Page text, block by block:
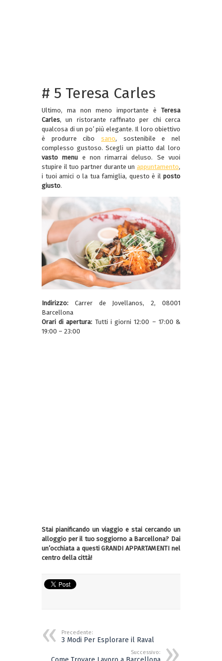
# 5 Teresa Carles
Ultimo, ma non meno importante è Teresa
Carles, un ristorante raffinato per chi cerca
qualcosa di un po’ più elegante. Il loro obiettivo
è produrre cibo sano, sostenibile e nel
complesso gustoso. Scegli un piatto dal loro
vasto menu e non rimarrai deluso. Se vuoi
stupire il tuo partner durante un appuntamento,
i tuoi amici o la tua famiglia, questo è il posto
giusto.
Indirizzo: Carrer de Jovellanos, 2, 08001
Barcellona
Orari di apertura: Tutti i giorni 12:00 – 17:00 &
19:00 – 23:00
Stai pianificando un viaggio e stai cercando un
alloggio per il tuo soggiorno a Barcellona? Dai
un’occhiata a questi GRANDI APPARTAMENTI nel
centro della città!
Precedente:
3 Modi Per Esplorare il Raval
Successivo: